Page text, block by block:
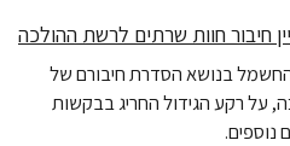
בנושא הסדרת חיבורם של
על רקע הגידול החריג בבקשות
נוספים.